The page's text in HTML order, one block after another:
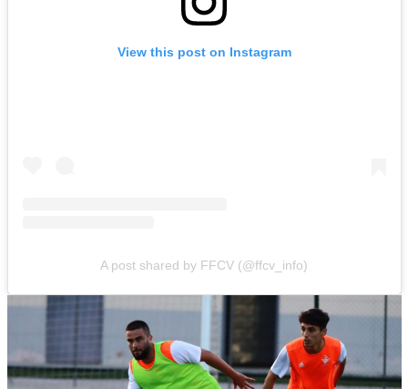
View this post on Instagram
A post shared by FFCV (@ffcv_info)